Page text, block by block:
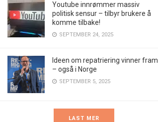
Youtube innrømmer massiv
politisk sensur – tilbyr brukere å
komme tilbake!
SEPTEMBER 24, 2025
Ideen om repatriering vinner fram
– også i Norge
SEPTEMBER 5, 2025
LAST MER